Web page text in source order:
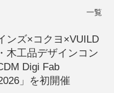
一覧
ンズ×コクヨ×VUILD
木工品デザインコン
Digi Fab
」を初開催